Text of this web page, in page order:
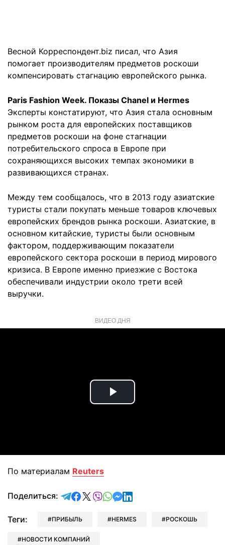
Весной Корреспондент.biz писал, что Азия
помогает производителям предметов роскоши
компенсировать стагнацию европейского рынка.
Paris Fashion Week. Показы Chanel и Hermes
Эксперты констатируют, что Азия стала основным
рынком роста для европейских поставщиков
предметов роскоши на фоне стагнации
потребительского спроса в Европе при
сохраняющихся высоких темпах экономики в
развивающихся странах.
Между тем сообщалось, что в 2013 году азиатские
туристы стали покупать меньше товаров ключевых
европейских брендов рынка роскоши. Азиатские, в
основном китайские, туристы были основным
фактором, поддерживающим показатели
европейского сектора роскоши в период мирового
кризиса. В Европе именно приезжие с Востока
обеспечивали индустрии около трети всей
выручки.
ВИДЕО ДНЯ
Play
По материалам Reuters
Поделиться: отправить в Telegram
поделиться в Facebook
поделиться в X
отправить в Viber
отправить в Whatsapp
отправить в Messenger
отправить в LinkedIn
Теги: ПРИБЫЛЬ HERMES РОСКОШЬ
НОВОСТИ КОМПАНИЙ